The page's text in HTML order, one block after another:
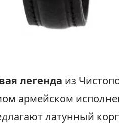
легенда из
армейском
латунный